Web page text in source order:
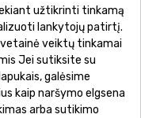
Privatumo politika
pristatymas
būdai
užtikrinti tinkamą
lankytojų patirtį.
veiktų tinkamai
Jei sutiksite su
galėsime
kaip naršymo elgsena
arba sutikimo